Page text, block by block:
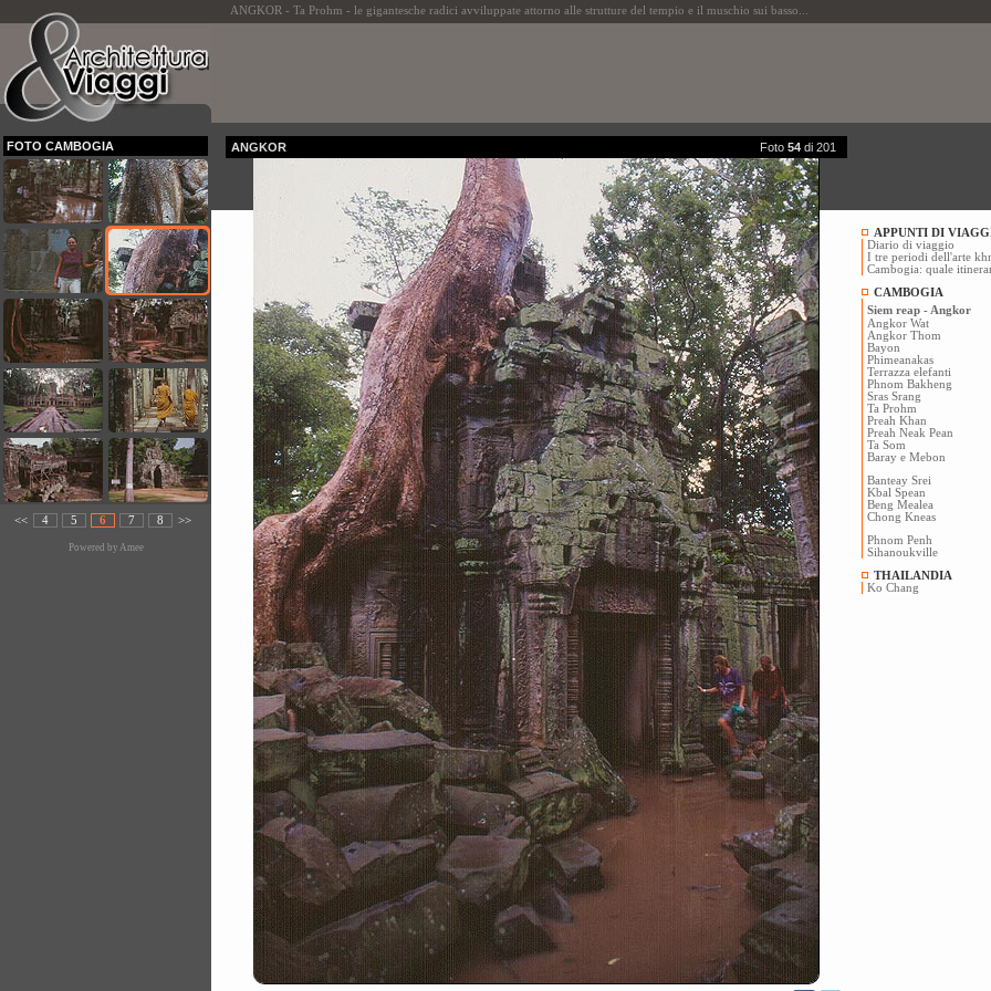
ANGKOR - Ta Prohm - le gigantesche radici avviluppate attorno alle strutture del tempio e il muschio sui basso...
FOTO CAMBOGIA
<< 4 5 6 7 8 >>
Powered by Amee
ANGKOR Foto 54 di 201
APPUNTI DI
Diario di viaggio
I tre periodi dell'arte
Cambogia: quale
CAMBOGIA
Siem reap - Angkor
Angkor Wat
Angkor Thom
Bayon
Phimeanakas
Terrazza elefanti
Phnom Bakheng
Sras Srang
Ta Prohm
Preah Khan
Preah Neak Pean
Ta Som
Baray e Mebon
Banteay Srei
Kbal Spean
Beng Mealea
Chong Kneas
Phnom Penh
Sihanoukville
THAILANDIA
Ko Chang